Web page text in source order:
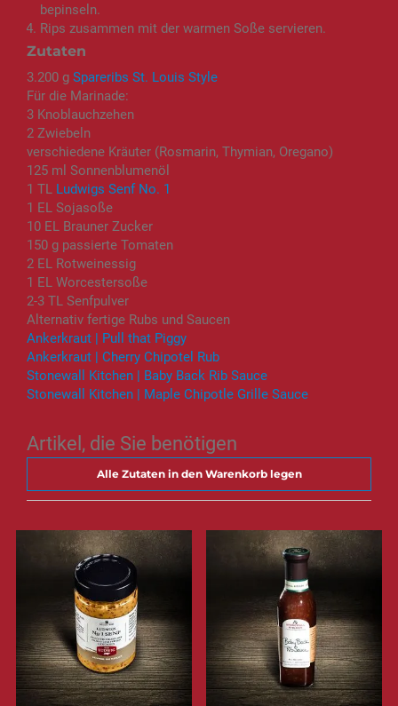
Zutaten
3.200 g Spareribs St. Louis Style
Für die Marinade:
3 Knoblauchzehen
2 Zwiebeln
verschiedene Kräuter (Rosmarin, Thymian, Oregano)
125 ml Sonnenblumenöl
1 TL Ludwigs Senf No. 1
1 EL Sojasoße
10 EL Brauner Zucker
150 g passierte Tomaten
2 EL Rotweinessig
1 EL Worcestersoße
2-3 TL Senfpulver
Alternativ fertige Rubs und Saucen
Ankerkraut | Pull that Piggy
Ankerkraut | Cherry Chipotel Rub
Stonewall Kitchen | Baby Back Rib Sauce
Stonewall Kitchen | Maple Chipotle Grille Sauce
bepinseln.
Rips zusammen mit der warmen Soße servieren.
Artikel, die Sie benötigen
Alle Zutaten in den Warenkorb legen